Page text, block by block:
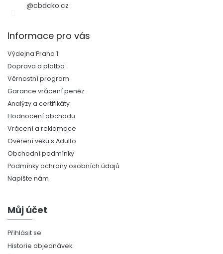
@cbdcko.cz
Informace pro vás
Výdejna Praha 1
Doprava a platba
Věrnostní program
Garance vrácení peněz
Analýzy a certifikáty
Hodnocení obchodu
Vrácení a reklamace
Ověření věku s Adulto
Obchodní podmínky
Podmínky ochrany osobních údajů
Napište nám
Můj účet
Přihlásit se
Historie objednávek